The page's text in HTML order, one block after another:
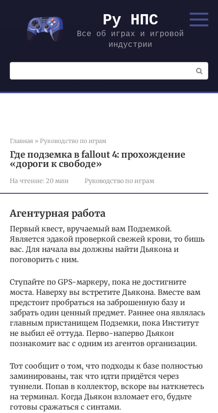
контенту
Ру НПС
Все об играх и игровой
индустрии
Поиск:
Главная » Руководство по играм
Где подземка в fallout 4: прохождение
«дороги к свободе»
На чтение: 20 мин Руководство по играм
Агентурная работа
Первый квест, вручаемый вам Подземкой.
Является эдакой проверкой свежей крови, то бишь
вас. Для начала вы должны найти Дьякона и
поговорить с ним.
Ступайте по GPS-маркеру, пока не достигните
моста. Наверху вы встретите Дьякона. Вместе вам
предстоит пробраться на заброшенную базу и
забрать один ценный предмет. Раннее она являлась
главным пристанищем Подземки, пока Институт
не выбил её оттуда. Перво-наперво Дьякон
познакомит вас с одним из агентов организации.
Тот сообщит о том, что подходы к базе полностью
заминированы, так что идти придётся через
туннели. Попав в коллектор, вскоре вы наткнетесь
на терминал. Когда Дьякон взломает его, будьте
готовы сражаться с синтами.